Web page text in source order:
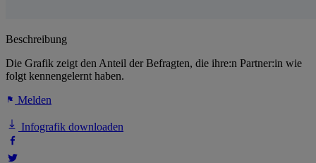
Beschreibung
Die Grafik zeigt den Anteil der Befragten, die ihre:n Partner:in wie
folgt kennengelernt haben.
Melden
Infografik downloaden